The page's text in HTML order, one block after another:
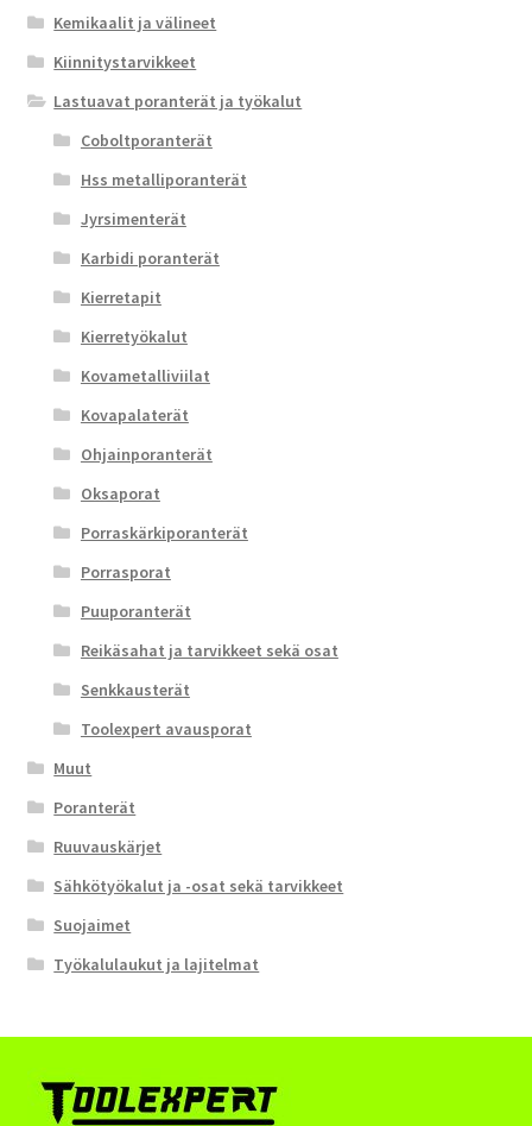
Kemikaalit ja välineet
Kiinnitystarvikkeet
Lastuavat poranterät ja työkalut
Coboltporanterät
Hss metalliporanterät
Jyrsimenterät
Karbidi poranterät
Kierretapit
Kierretyökalut
Kovametalliviilat
Kovapalaterät
Ohjainporanterät
Oksaporat
Porraskärkiporanterät
Porrasporat
Puuporanterät
Reikäsahat ja tarvikkeet sekä osat
Senkkausterät
Toolexpert avausporat
Muut
Poranterät
Ruuvauskärjet
Sähkötyökalut ja -osat sekä tarvikkeet
Suojaimet
Työkalulaukut ja lajitelmat